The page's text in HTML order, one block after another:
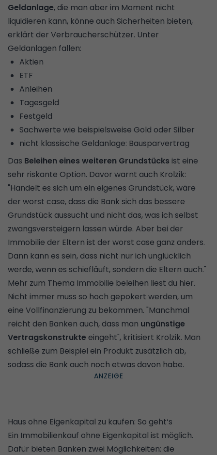
Geldanlage, die man aber im Moment nicht
liquidieren kann, könne auch Sicherheiten bieten,
erklärt der Verbraucherschützer. Unter
Geldanlagen fallen:
Aktien
ETF
Anleihen
Tagesgeld
Festgeld
Sachwerte wie beispielsweise Gold oder Silber
nicht klassische Geldanlage: Bausparvertrag
Das Beleihen eines weiteren Grundstücks ist eine
sehr riskante Option. Davor warnt auch Krolzik:
"Handelt es sich um ein eigenes Grundstück, wäre
der worst case, dass die Bank sich das bessere
Grundstück aussucht und nicht das, was ich selbst
zwangsversteigern lassen würde. Aber bei der
Immobilie der Eltern ist der worst case ganz anders.
Dann kann es sein, dass nicht nur ich unglücklich
werde, wenn es schiefläuft, sondern die Eltern auch."
Mehr zum Thema Immobilie beleihen liest du hier.
Nicht immer muss so hoch gepokert werden, um
eine Vollfinanzierung zu bekommen. "Manchmal
reicht den Banken auch, dass man ungünstige
Vertragskonstrukte eingeht", kritisiert Krolzik. Man
schließe zum Beispiel ein Produkt zusätzlich ab,
sodass die Bank auch noch etwas davon habe.
Haus ohne Eigenkapital zu kaufen: So geht‘s
Ein Immobilienkauf ohne Eigenkapital ist möglich.
Dafür bieten Banken zwei Möglichkeiten: die